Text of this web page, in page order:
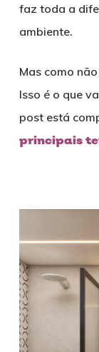
faz toda a
ambiente.
Mas como
Isso é o que
post está
principais